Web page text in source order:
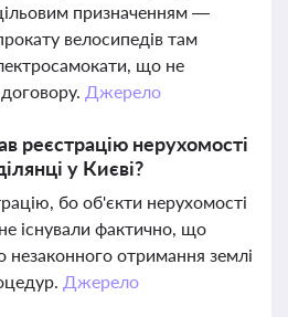
призначенням —
велосипедів там
що не
Джерело
реєстрацію нерухомості
у Києві?
бо об'єкти нерухомості
існували фактично, що
незаконного отримання землі
Джерело